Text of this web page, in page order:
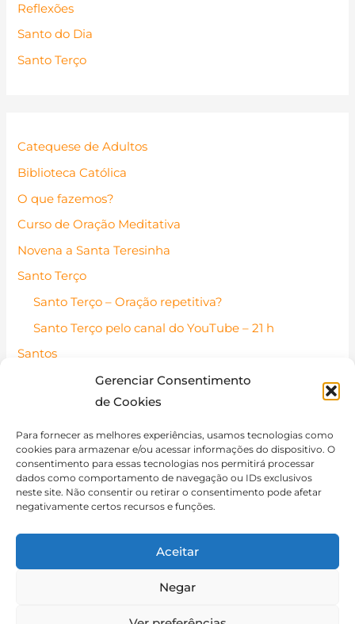
Gerenciar Consentimento
de Cookies
Para fornecer as melhores experiências, usamos tecnologias como
cookies para armazenar e/ou acessar informações do dispositivo. O
consentimento para essas tecnologias nos permitirá processar
dados como comportamento de navegação ou IDs exclusivos
neste site. Não consentir ou retirar o consentimento pode afetar
negativamente certos recursos e funções.
Aceitar
Negar
Reflexões
Santo do Dia
Santo Terço
Catequese de Adultos
Biblioteca Católica
O que fazemos?
Curso de Oração Meditativa
Novena a Santa Teresinha
Santo Terço
Santo Terço – Oração repetitiva?
Santo Terço pelo canal do YouTube – 21 h
Santos
Santos Católicos – Pessoas de fé
Santo do dia
Contato
Política de Cookies (BR)
Isenção de Responsabilidade
Copyright © 2026 Catequese de Adultos